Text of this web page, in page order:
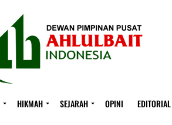
HIKMAH SEJARAH OPINI EDITORIAL